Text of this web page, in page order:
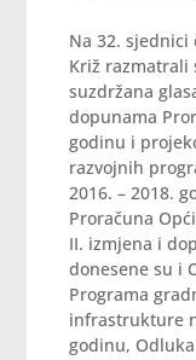
Na 32. sjednici
Križ razmatrali
suzdržana
dopunama
godinu i
razvojnih
2016. – 2018.
Proračuna
II. izmjena i
donesene su i
Programa
infrastrukture
godinu,